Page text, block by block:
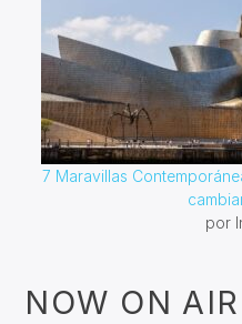
7 Maravillas
por
NOW ON AIR